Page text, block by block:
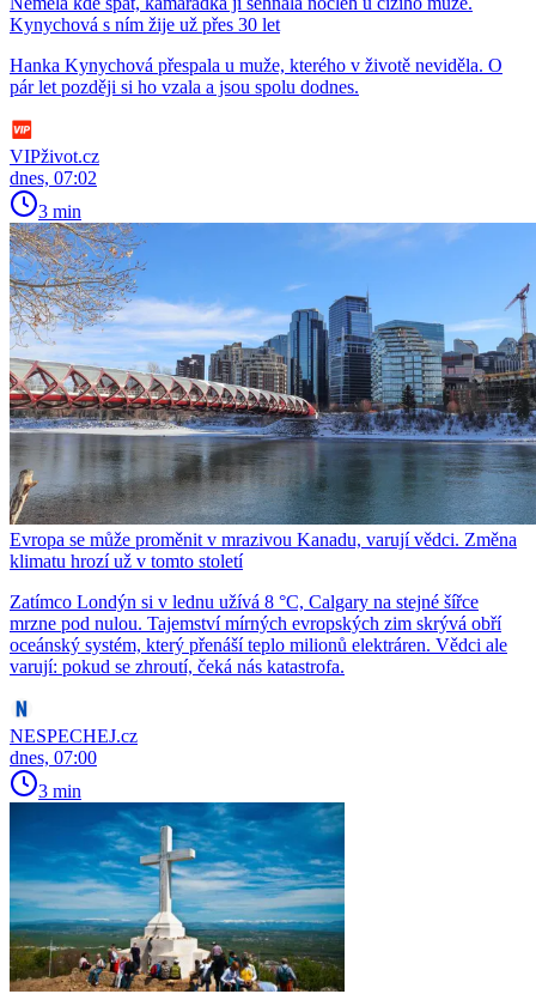
Kynychová s ním žije už přes 30 let
Hanka Kynychová přespala u muže, kterého v životě neviděla. O
pár let později si ho vzala a jsou spolu dodnes.
VIPživot.cz
dnes, 07:02
3 min
Evropa se může proměnit v mrazivou Kanadu, varují vědci. Změna
klimatu hrozí už v tomto století
Zatímco Londýn si v lednu užívá 8 °C, Calgary na stejné šířce
mrzne pod nulou. Tajemství mírných evropských zim skrývá obří
oceánský systém, který přenáší teplo milionů elektráren. Vědci ale
varují: pokud se zhroutí, čeká nás katastrofa.
NESPECHEJ.cz
dnes, 07:00
3 min